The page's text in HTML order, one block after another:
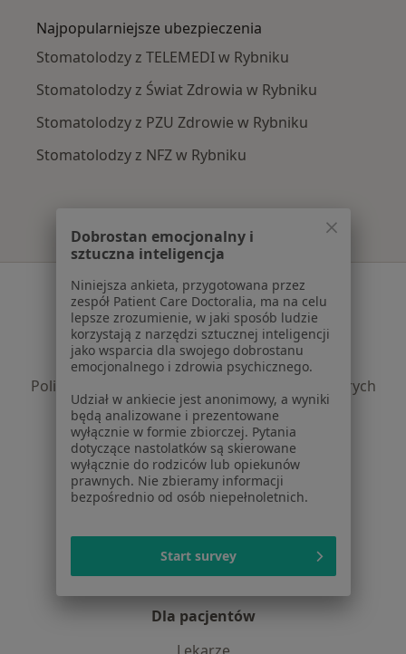
Najpopularniejsze ubezpieczenia
Stomatolodzy z TELEMEDI w Rybniku
Stomatolodzy z Świat Zdrowia w Rybniku
Stomatolodzy z PZU Zdrowie w Rybniku
Stomatolodzy z NFZ w Rybniku
Serwis
Regulamin
Polityka prywatności pacjentów
Polityka prywatności profesjonalistów
Polityka prywatności dla profesjonalistów, których
dane pozyskaliśmy samodzielnie
Polityka cookies
Jak działają wyniki wyszukiwania
Dostępność
O nas
Partnerzy
Centrum prasowe
Kontakt
Dla pacjentów
Dobrostan emocjonalny i
sztuczna inteligencja
Niniejsza ankieta, przygotowana przez
zespół Patient Care Doctoralia, ma na celu
lepsze zrozumienie, w jaki sposób ludzie
korzystają z narzędzi sztucznej inteligencji
jako wsparcia dla swojego dobrostanu
emocjonalnego i zdrowia psychicznego.
Udział w ankiecie jest anonimowy, a wyniki
będą analizowane i prezentowane
wyłącznie w formie zbiorczej. Pytania
dotyczące nastolatków są skierowane
wyłącznie do rodziców lub opiekunów
prawnych. Nie zbieramy informacji
bezpośrednio od osób niepełnoletnich.
Start survey